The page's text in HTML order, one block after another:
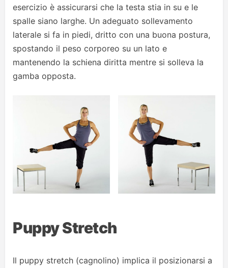
esercizio è assicurarsi che la testa stia in su e le
spalle siano larghe. Un adeguato sollevamento
laterale si fa in piedi, dritto con una buona postura,
spostando il peso corporeo su un lato e
mantenendo la schiena diritta mentre si solleva la
gamba opposta.
Puppy Stretch
Il puppy stretch (cagnolino) implica il posizionarsi a